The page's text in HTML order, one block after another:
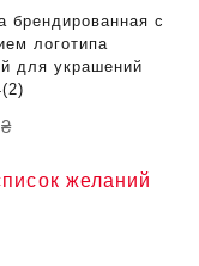
брендированная с
логотипа
для украшений
₴
желаний